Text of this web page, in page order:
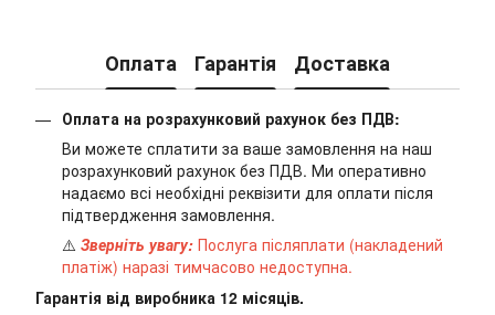
Оплата Гарантія Доставка
Оплата на розрахунковий рахунок без ПДВ:
Ви можете сплатити за ваше замовлення на наш
розрахунковий рахунок без ПДВ. Ми оперативно
надаємо всі необхідні реквізити для оплати після
підтвердження замовлення.
⚠️ Зверніть увагу: Послуга післяплати (накладений
платіж) наразі тимчасово недоступна.
Гарантія від виробника 12 місяців.